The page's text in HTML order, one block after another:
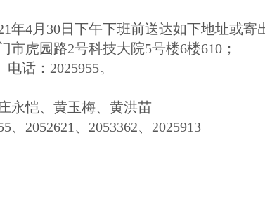
4月30日下午下班前送达如下地址或寄
虎园路2号科技大院5号楼6楼610；
：2025955。
恺、黄玉梅、黄洪苗
2052621、2053362、2025913